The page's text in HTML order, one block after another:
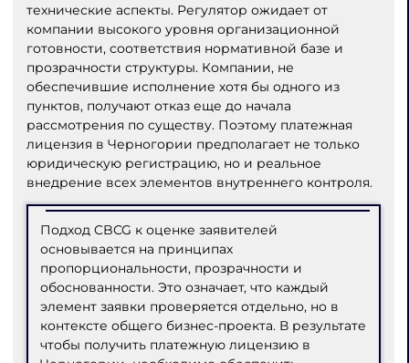
технические аспекты. Регулятор ожидает от
компании высокого уровня организационной
готовности, соответствия нормативной базе и
прозрачности структуры. Компании, не
обеспечившие исполнение хотя бы одного из
пунктов, получают отказ еще до начала
рассмотрения по существу. Поэтому платежная
лицензия в Черногории предполагает не только
юридическую регистрацию, но и реальное
внедрение всех элементов внутреннего контроля.
Подход CBCG к оценке заявителей
основывается на принципах
пропорциональности, прозрачности и
обоснованности. Это означает, что каждый
элемент заявки проверяется отдельно, но в
контексте общего бизнес-проекта. В результате
чтобы получить платежную лицензию в